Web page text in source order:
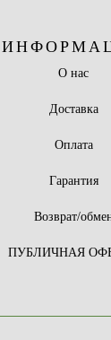
О нас
Доставка
Оплата
Гарантия
Возврат/
ПУБЛИЧНАЯ